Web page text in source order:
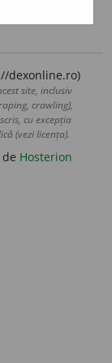
dexonline.ro)
site, inclusiv
crawling),
cu excepția
(vezi licența).
Hosterion